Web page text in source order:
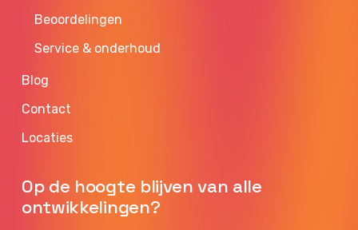
Beoordelingen
Service & onderhoud
Blog
Contact
Locaties
Op de hoogte blijven van alle
ontwikkelingen?